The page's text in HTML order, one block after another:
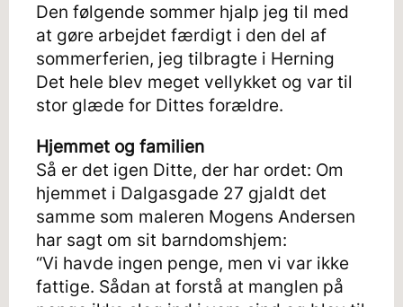
Den følgende sommer hjalp jeg til med
at gøre arbejdet færdigt i den del af
sommerferien, jeg tilbragte i Herning
Det hele blev meget vellykket og var til
stor glæde for Dittes forældre.
Hjemmet og familien
Så er det igen Ditte, der har ordet: Om
hjemmet i Dalgasgade 27 gjaldt det
samme som maleren Mogens Andersen
har sagt om sit barndomshjem:
“Vi havde ingen penge, men vi var ikke
fattige. Sådan at forstå at manglen på